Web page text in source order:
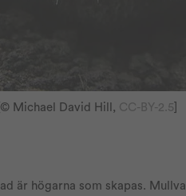
[© Michael David Hill, CC-BY-2.5
är högarna som skapas.